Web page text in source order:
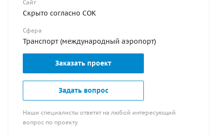
Сайт
Скрыто согласно СОК
Сфера
Транспорт (международный аэропорт)
Заказать проект
Задать вопрос
Наши специалисты ответят на любой интересующий
вопрос по проекту